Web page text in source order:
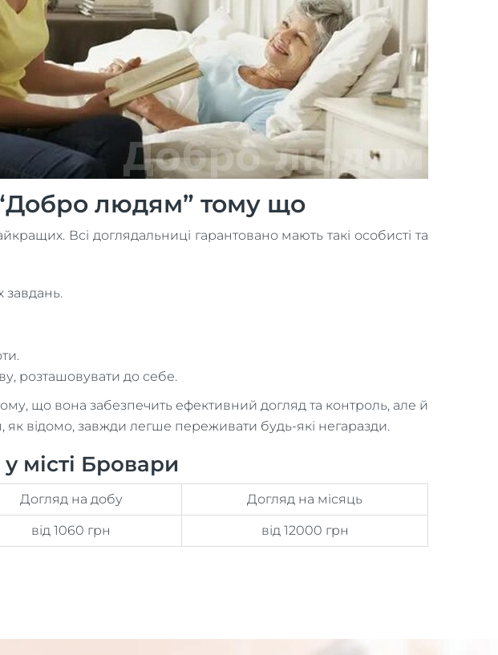
людям” тому що
Всі доглядальниці гарантовано мають такі особисті та
завдань.
розташовувати до себе.
що вона забезпечить ефективний догляд та контроль, але й
відомо, завжди легше переживати будь-які негаразди.
місті Бровари
Догляд на добу Догляд на місяць
від 1060 грн від 12000 грн